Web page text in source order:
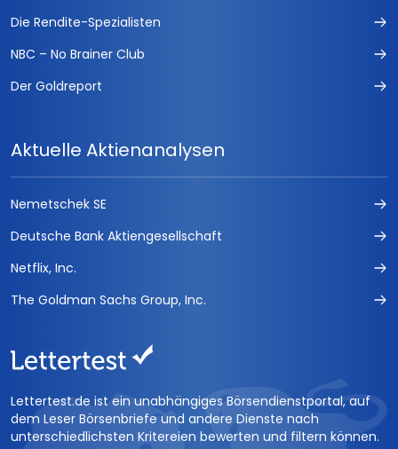
Die Rendite-Spezialisten
NBC – No Brainer Club
Der Goldreport
Aktuelle Aktienanalysen
Nemetschek SE
Deutsche Bank Aktiengesellschaft
Netflix, Inc.
The Goldman Sachs Group, Inc.
Lettertest.de ist ein unabhängiges Börsendienstportal, auf
dem Leser Börsenbriefe und andere Dienste nach
unterschiedlichsten Kritereien bewerten und filtern können.